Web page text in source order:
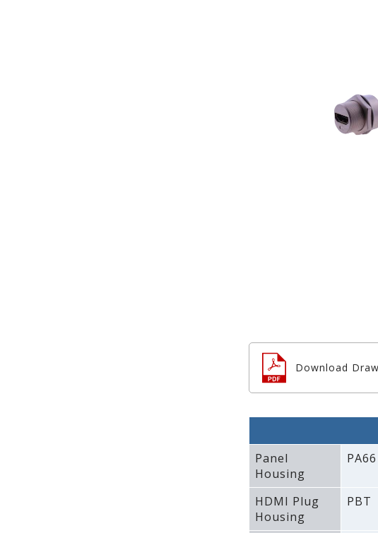
Download
Panel
Housing
PA66
HDMI Plug
Housing
PBT